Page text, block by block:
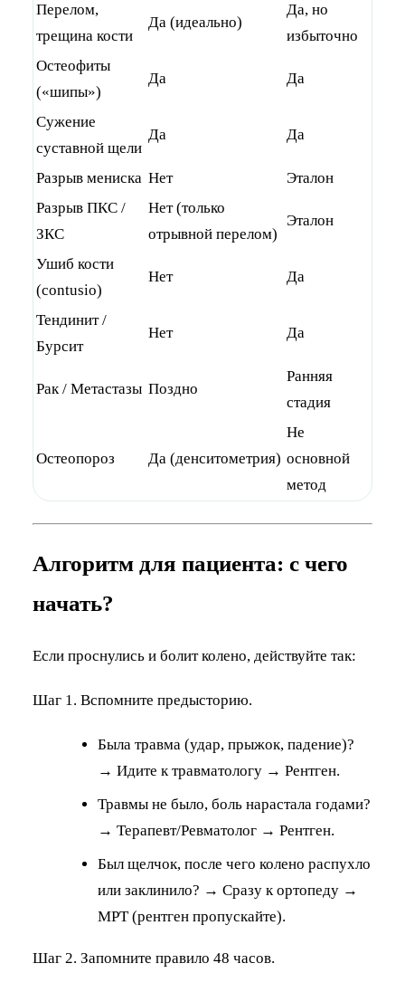
Перелом,
трещина кости
Да (идеально)
Да, но
избыточно
Остеофиты
(«шипы»)
Да Да
Сужение
суставной щели
Да Да
Разрыв мениска Нет
Эталон
Разрыв ПКС /
ЗКС
Нет (только
отрывной перелом)
Эталон
Ушиб кости
(contusio)
Нет Да
Тендинит /
Бурсит
Нет Да
Рак / Метастазы Поздно
Ранняя
стадия
Остеопороз Да (денситометрия)
Не
основной
метод
Алгоритм для пациента: с чего
начать?
Если проснулись и болит колено, действуйте так:
Шаг 1. Вспомните предысторию.
Была травма (удар, прыжок, падение)?
→ Идите к травматологу → Рентген.
Травмы не было, боль нарастала годами?
→ Терапевт/Ревматолог → Рентген.
Был щелчок, после чего колено распухло
или заклинило? → Сразу к ортопеду →
МРТ (рентген пропускайте).
Шаг 2. Запомните правило 48 часов.